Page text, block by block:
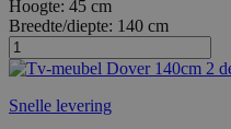
Hoogte: 45 cm
Breedte/diepte: 140 cm
Snelle levering